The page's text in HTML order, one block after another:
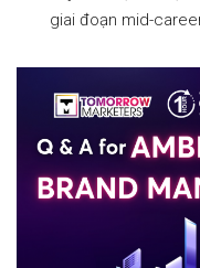
giai đoạn mid-